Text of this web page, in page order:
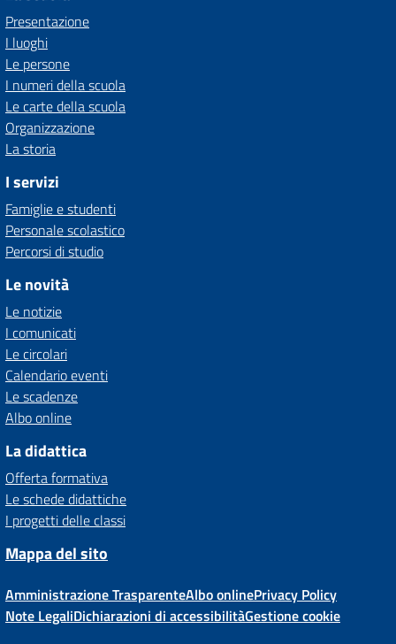
Presentazione
I luoghi
Le persone
I numeri della scuola
Le carte della scuola
Organizzazione
La storia
I servizi
Famiglie e studenti
Personale scolastico
Percorsi di studio
Le novità
Le notizie
I comunicati
Le circolari
Calendario eventi
Le scadenze
Albo online
La didattica
Offerta formativa
Le schede didattiche
I progetti delle classi
Mappa del sito
Amministrazione TrasparenteAlbo onlinePrivacy Policy
Note LegaliDichiarazioni di accessibilitàGestione cookie